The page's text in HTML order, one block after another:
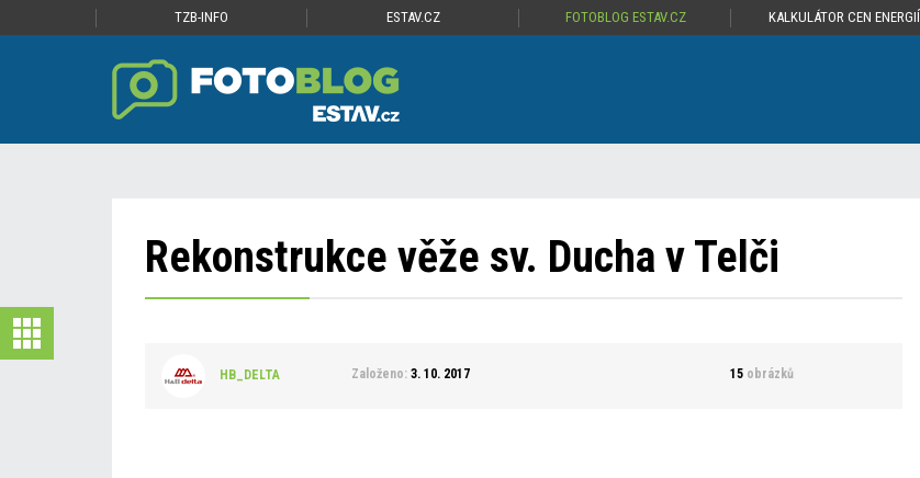
TZB-INFO ESTAV.CZ FOTOBLOG ESTAV.CZ KALKULÁTOR CEN ENERGIÍ
Rekonstrukce věže sv. Ducha v Telči
HB_DELTA Založeno:3. 10. 2017 15 obrázků